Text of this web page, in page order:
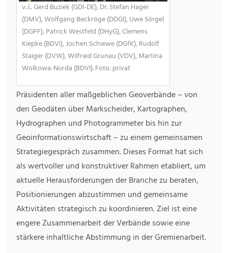
v. l.: Gerd Buziek (GDI-DE), Dr. Stefan Hager
(DMV), Wolfgang Beckröge (DDGI), Uwe Sörgel
(DGPF), Patrick Westfeld (DHyG), Clemens
Kiepke (BDVI), Jochen Schiewe (DGfK), Rudolf
Staiger (DVW), Wilfried Grunau (VDV), Martina
Wolkowa-Norda (BDVI). Foto: privat
Präsidenten aller maßgeblichen Geoverbände – von
den Geodäten über Markscheider, Kartographen,
Hydrographen und Photogrammeter bis hin zur
Geoinformationswirtschaft – zu einem gemeinsamen
Strategiegespräch zusammen. Dieses Format hat sich
als wertvoller und konstruktiver Rahmen etabliert, um
aktuelle Herausforderungen der Branche zu beraten,
Positionierungen abzustimmen und gemeinsame
Aktivitäten strategisch zu koordinieren. Ziel ist eine
engere Zusammenarbeit der Verbände sowie eine
stärkere inhaltliche Abstimmung in der Gremienarbeit.